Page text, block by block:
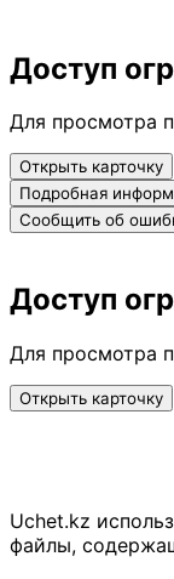
Доступ
Для просмотра
Открыть карточку
Подробная
Сообщить об
Доступ
Для просмотра
Открыть карточку
Uchet.kz
файлы,